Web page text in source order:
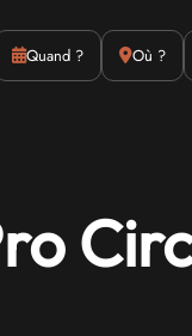
Quand ? Où ?
Actus Culture